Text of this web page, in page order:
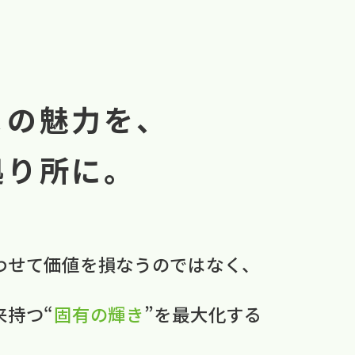
魅力を、
所に。
て​価値を​損なうのではなく、
持つ“固有の​輝き”を​最大化する​